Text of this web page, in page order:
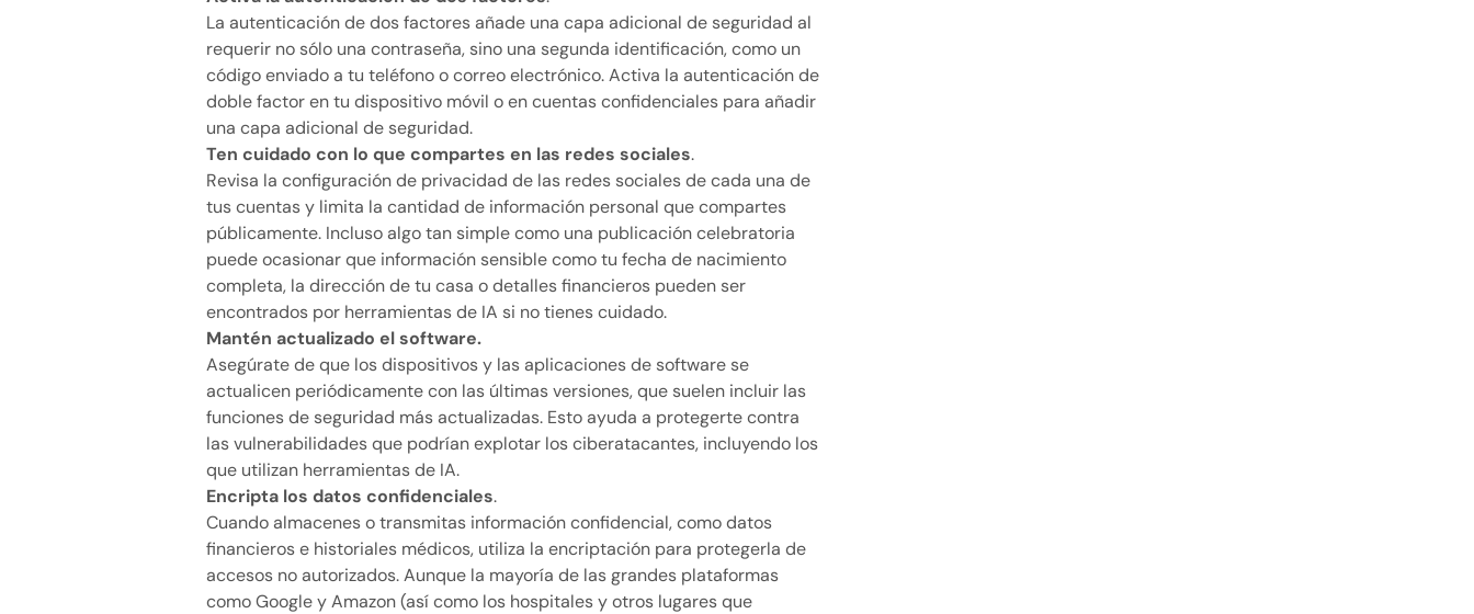
La autenticación de dos factores añade una capa adicional de seguridad al
requerir no sólo una contraseña, sino una segunda identificación, como un
código enviado a tu teléfono o correo electrónico. Activa la autenticación de
doble factor en tu dispositivo móvil o en cuentas confidenciales para añadir
una capa adicional de seguridad.
Ten cuidado con lo que compartes en las redes sociales.
Revisa la configuración de privacidad de las redes sociales de cada una de
tus cuentas y limita la cantidad de información personal que compartes
públicamente. Incluso algo tan simple como una publicación celebratoria
puede ocasionar que información sensible como tu fecha de nacimiento
completa, la dirección de tu casa o detalles financieros pueden ser
encontrados por herramientas de IA si no tienes cuidado.
Mantén actualizado el software.
Asegúrate de que los dispositivos y las aplicaciones de software se
actualicen periódicamente con las últimas versiones, que suelen incluir las
funciones de seguridad más actualizadas. Esto ayuda a protegerte contra
las vulnerabilidades que podrían explotar los ciberatacantes, incluyendo los
que utilizan herramientas de IA.
Encripta los datos confidenciales.
Cuando almacenes o transmitas información confidencial, como datos
financieros e historiales médicos, utiliza la encriptación para protegerla de
accesos no autorizados. Aunque la mayoría de las grandes plataformas
como Google y Amazon (así como los hospitales y otros lugares que